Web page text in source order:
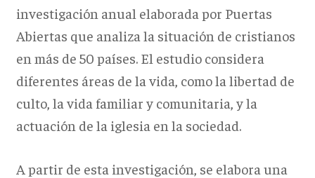
investigación anual elaborada por Puertas
Abiertas que analiza la situación de cristianos
en más de 50 países. El estudio considera
diferentes áreas de la vida, como la libertad de
culto, la vida familiar y comunitaria, y la
actuación de la iglesia en la sociedad.
A partir de esta investigación, se elabora una